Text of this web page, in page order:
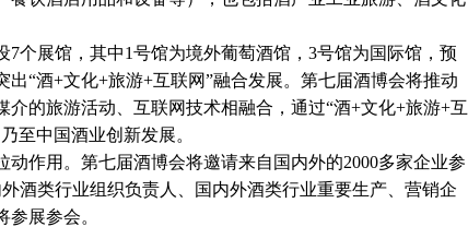
展馆，其中1号馆为境外葡萄酒馆，3号馆为国际馆，预
“酒+文化+旅游+互联网”融合发展。第七届酒博会将推动
的旅游活动、互联网技术相融合，通过“酒+文化+旅游+互
至中国酒业创新发展。
作用。第七届酒博会将邀请来自国内外的2000多家企业参
酒类行业组织负责人、国内外酒类行业重要生产、营销企
展参会。